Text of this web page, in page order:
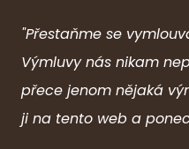
"Přestaňme se
Výmluvy nás nikam
přece jenom nějaká
ji na tento web a